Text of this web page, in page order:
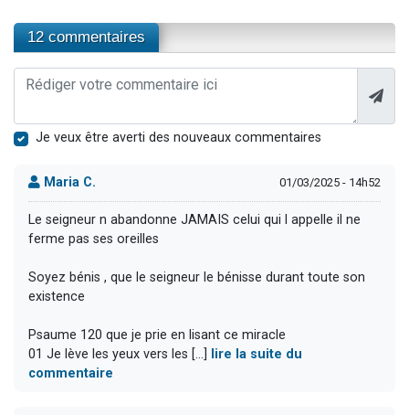
12 commentaires
Je veux être averti des nouveaux commentaires
Maria C. 01/03/2025 - 14h52
Le seigneur n abandonne JAMAIS celui qui l appelle il ne
ferme pas ses oreilles
Soyez bénis , que le seigneur le bénisse durant toute son
existence
Psaume 120 que je prie en lisant ce miracle
01 Je lève les yeux vers les [...] lire la suite du
commentaire